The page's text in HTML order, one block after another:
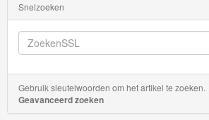
Snelzoeken
Gebruik sleutelwoorden om het artikel te zoeken.
Geavanceerd zoeken